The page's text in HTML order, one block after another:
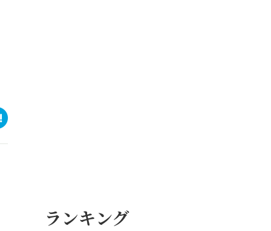
ランキング